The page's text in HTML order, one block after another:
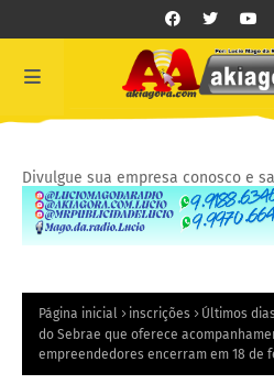
Divulgue sua empresa conosco e
Página inicial inscrições
Últimos
do Sebrae que oferece
empreendedores encerram em 18 de